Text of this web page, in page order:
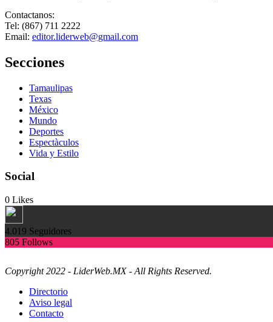
Contactanos:
Tel: (867) 711 2222
Email: editor.liderweb@gmail.com
Secciones
Tamaulipas
Texas
México
Mundo
Deportes
Espectàculos
Vida y Estilo
Social
0 Likes
4.019 Seguidores
805 Follows
Copyright 2022 - LiderWeb.MX - All Rights Reserved.
Directorio
Aviso legal
Contacto